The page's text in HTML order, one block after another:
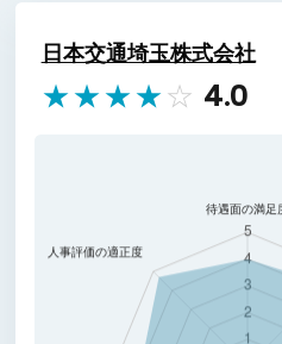
日本交通埼玉株式会社
★★★★☆ 4.0